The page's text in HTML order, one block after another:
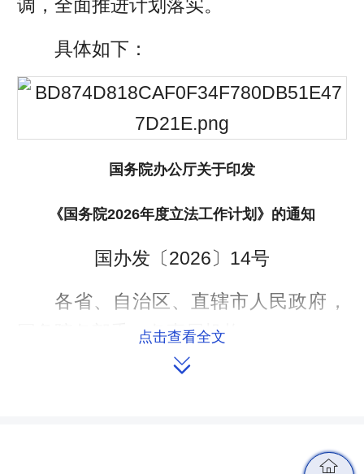
调，全面推进计划落实。
具体如下：
国务院办公厅关于印发
《国务院2026年度立法工作计划》的通知
国办发〔2026〕14号
各省、自治区、直辖市人民政府，
国务院各部委、各直属机构：
《国务院2026年度立法工作计划》
点击查看全文
